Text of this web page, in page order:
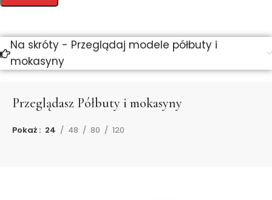
Na skróty - Przeglądaj modele półbuty i
mokasyny
Przeglądasz Półbuty i mokasyny
Pokaż 24 48 80 120